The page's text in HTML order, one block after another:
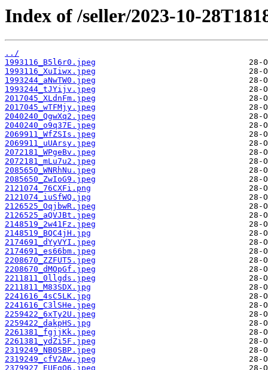
Index of /seller/2023-10-
../
1993116_B5l6r0.jpeg
1993116_XuIiwx.jpeg
1993244_aNwTW0.jpeg
1993244_tJYijv.jpeg
2017045_XLdnFm.jpeg
2017045_wTFMjy.jpeg
2040240_QgwXq2.jpeg
2040240_o9q37E.jpeg
2069911_WfZSIs.jpeg
2069911_uUArsy.jpeg
2072181_WPgeBv.jpeg
2072181_mLu7u2.jpeg
2085650_WNRhNu.jpeg
2085650_ZwIoG9.jpeg
2121074_76CXFi.png
2121074_iuSfWQ.jpg
2126525_OqjbwR.jpeg
2126525_aQVJBt.jpeg
2148519_2w41Fz.jpeg
2148519_BQC4jH.jpg
2174691_dYyVYI.jpeg
2174691_es66bm.jpeg
2208670_ZZFUT5.jpeg
2208670_dMOpGf.jpeg
2211811_0llgds.jpeg
2211811_M83SDX.jpg
2241616_4sC5LK.jpg
2241616_C3lSHe.jpeg
2259422_6xTy2U.jpeg
2259422_dakpHS.jpg
2261381_fgjjKk.jpeg
2261381_ydZi5F.jpeg
2319249_NB0SBP.jpeg
2319249_cfV2Aw.jpeg
2379927_EUEgQ6.jpeg